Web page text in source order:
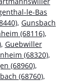
le-Bas
, Gunsbach
(68116),
, Guebwiller
(68320),
(68960),
(68760),